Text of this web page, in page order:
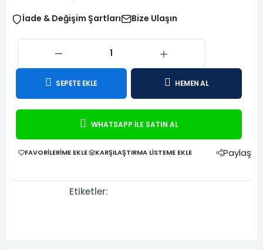
İade & Değişim Şartları Bize Ulaşın
SEPETE EKLE HEMEN AL
WHATSAPP İLE SATIN AL
FAVORILERIME EKLE KARŞILAŞTIRMA LISTEME EKLE Paylaş
Etiketler: